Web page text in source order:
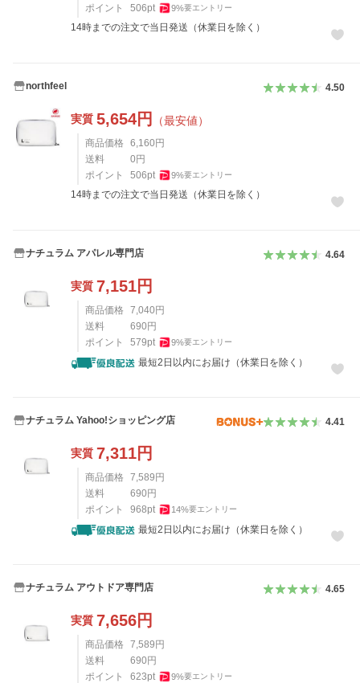
ポイント
506pt 9%要エントリー
14時までの注文で当日発送（休業日を除く）
northfeel 4.50
実質 5,654円 （最安値）
商品価格 6,160 円
送料
0 円
ポイント
506pt 9%要エントリー
14時までの注文で当日発送（休業日を除く）
ナチュラム アパレル専門店 4.64
実質 7,151円
商品価格 7,040 円
送料
690 円
ポイント
579pt 9%要エントリー
最短2日以内にお届け（休業日を除く）
ナチュラム Yahoo!ショッピング店 4.41
実質 7,311円
商品価格 7,589 円
送料
690 円
ポイント
968pt 14%要エントリー
最短2日以内にお届け（休業日を除く）
ナチュラム アウトドア専門店 4.65
実質 7,656円
商品価格 7,589 円
送料
690 円
ポイント
623pt 9%要エントリー